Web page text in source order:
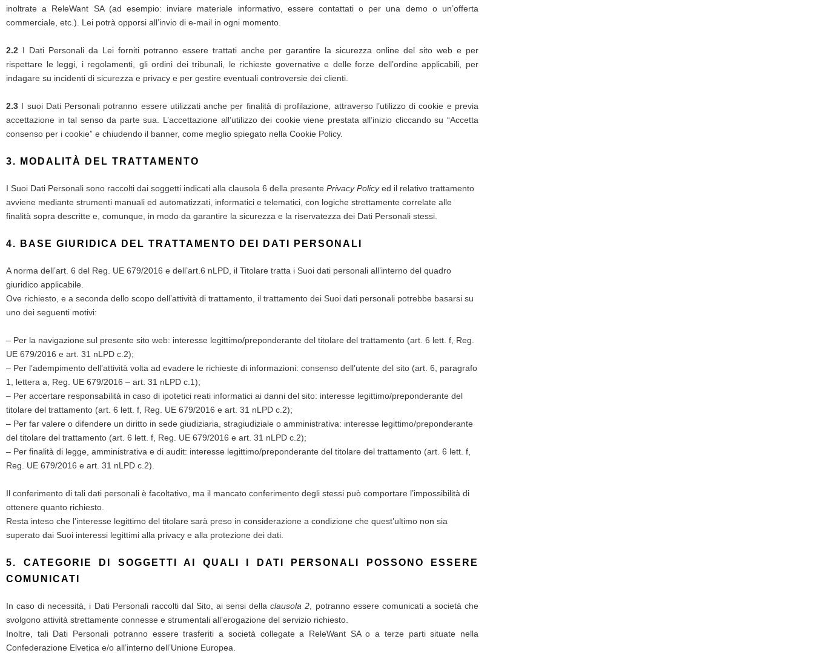
inoltrate a ReleWant SA (ad esempio: inviare materiale informativo, essere contattati o per una demo o un’offerta
commerciale, etc.). Lei potrà opporsi all’invio di e-mail in ogni momento.
2.2 I Dati Personali da Lei forniti potranno essere trattati anche per garantire la sicurezza online del sito web e per
rispettare le leggi, i regolamenti, gli ordini dei tribunali, le richieste governative e delle forze dell’ordine applicabili, per
indagare su incidenti di sicurezza e privacy e per gestire eventuali controversie dei clienti.
2.3 I suoi Dati Personali potranno essere utilizzati anche per finalità di profilazione, attraverso l’utilizzo di cookie e previa
accettazione in tal senso da parte sua. L’accettazione all’utilizzo dei cookie viene prestata all’inizio cliccando su “Accetta
consenso per i cookie” e chiudendo il banner, come meglio spiegato nella Cookie Policy.
3. MODALITÀ DEL TRATTAMENTO
I Suoi Dati Personali sono raccolti dai soggetti indicati alla clausola 6 della presente Privacy Policyed il relativo trattamento
avviene mediante strumenti manuali ed automatizzati, informatici e telematici, con logiche strettamente correlate alle
finalità sopra descritte e, comunque, in modo da garantire la sicurezza e la riservatezza dei Dati Personali stessi.
4. BASE GIURIDICA DEL TRATTAMENTO DEI DATI PERSONALI
A norma dell’art. 6 del Reg. UE 679/2016 e dell’art.6 nLPD, il Titolare tratta i Suoi dati personali all’interno del quadro
giuridico applicabile.
Ove richiesto, e a seconda dello scopo dell’attività di trattamento, il trattamento dei Suoi dati personali potrebbe basarsi su
uno dei seguenti motivi:
– Per la navigazione sul presente sito web: interesse legittimo/preponderante del titolare del trattamento (art. 6 lett. f, Reg.
UE 679/2016 e art. 31 nLPD c.2);
– Per l’adempimento dell’attività volta ad evadere le richieste di informazioni: consenso dell’utente del sito (art. 6, paragrafo
1, lettera a, Reg. UE 679/2016 – art. 31 nLPD c.1);
– Per accertare responsabilità in caso di ipotetici reati informatici ai danni del sito: interesse legittimo/preponderante del
titolare del trattamento (art. 6 lett. f, Reg. UE 679/2016 e art. 31 nLPD c.2);
– Per far valere o difendere un diritto in sede giudiziaria, stragiudiziale o amministrativa: interesse legittimo/preponderante
del titolare del trattamento (art. 6 lett. f, Reg. UE 679/2016 e art. 31 nLPD c.2);
– Per finalità di legge, amministrativa e di audit: interesse legittimo/preponderante del titolare del trattamento (art. 6 lett. f,
Reg. UE 679/2016 e art. 31 nLPD c.2).
Il conferimento di tali dati personali è facoltativo, ma il mancato conferimento degli stessi può comportare l’impossibilità di
ottenere quanto richiesto.
Resta inteso che l’interesse legittimo del titolare sarà preso in considerazione a condizione che quest’ultimo non sia
superato dai Suoi interessi legittimi alla privacy e alla protezione dei dati.
5. CATEGORIE DI SOGGETTI AI QUALI I DATI PERSONALI POSSONO ESSERE
COMUNICATI
In caso di necessità, i Dati Personali raccolti dal Sito, ai sensi dellaclausola 2 , potranno essere comunicati a società che
svolgono attività strettamente connesse e strumentali all’erogazione del servizio richiesto.
Inoltre, tali Dati Personali potranno essere trasferiti a società collegate a ReleWant SA o a terze parti situate nella
Confederazione Elvetica e/o all’interno dell’Unione Europea.